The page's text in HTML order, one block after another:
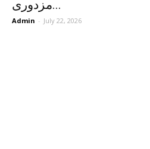
مزدوری...
Admin - July 22, 2026